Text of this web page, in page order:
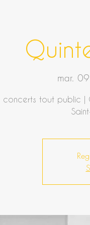
mar.
concerts tout public |